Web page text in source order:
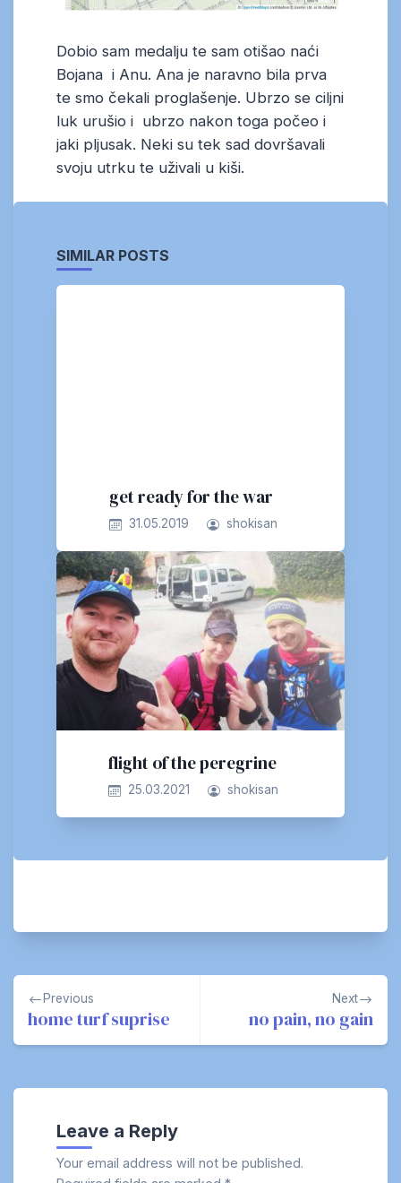
Dobio sam medalju te sam otišao naći
Bojana i Anu. Ana je naravno bila prva
te smo čekali proglašenje. Ubrzo se ciljni
luk urušio i ubrzo nakon toga počeo i
jaki pljusak. Neki su tek sad dovršavali
svoju utrku te uživali u kiši.
SIMILAR POSTS
get ready for the war
31.05.2019 shokisan
flight of the peregrine
25.03.2021 shokisan
Post
navigation
Previous
home turf suprise
Next
no pain, no gain
Leave a Reply
Your email address will not be published.